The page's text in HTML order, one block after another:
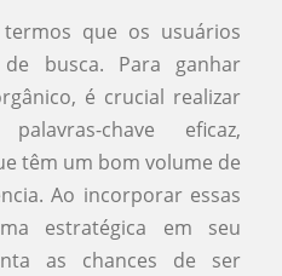
termos que os usuários
busca. Para ganhar
é crucial realizar
chave eficaz,
têm um bom volume de
Ao incorporar essas
estratégica em seu
as chances de ser